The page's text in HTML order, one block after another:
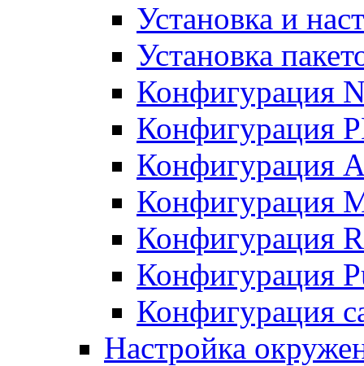
Установка и
Установка
Конфигурация
Конфигурация
Конфигурация
Конфигурация
Конфигурация
Конфигурация
Конфигурация
Настройка